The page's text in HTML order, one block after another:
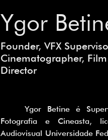
Ygor
Founder, VFX
Cinematographer, Film
Director
Fotografia e Cineasta,
Audiovisual Universidade